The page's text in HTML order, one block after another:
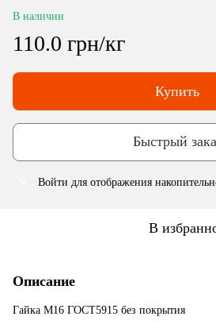
В наличии
110.0 грн/кг
Купить
Быстрый
Войти для отображения
В
Описание
Гайка М16 ГОСТ5915 без покрытия